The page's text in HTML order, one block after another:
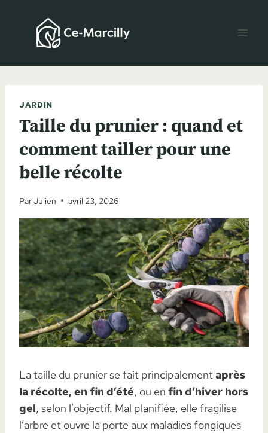
contenu
JARDIN
Taille du prunier : quand et
comment tailler pour une
belle récolte
ParJulien avril 23, 2026
La taille du prunier se fait principalementaprès
la récolte, en fin d’été, ou en fin d’hiver hors
gel, selon l’objectif. Mal planifiée, elle fragilise
l’arbre et ouvre la porte aux maladies fongiques